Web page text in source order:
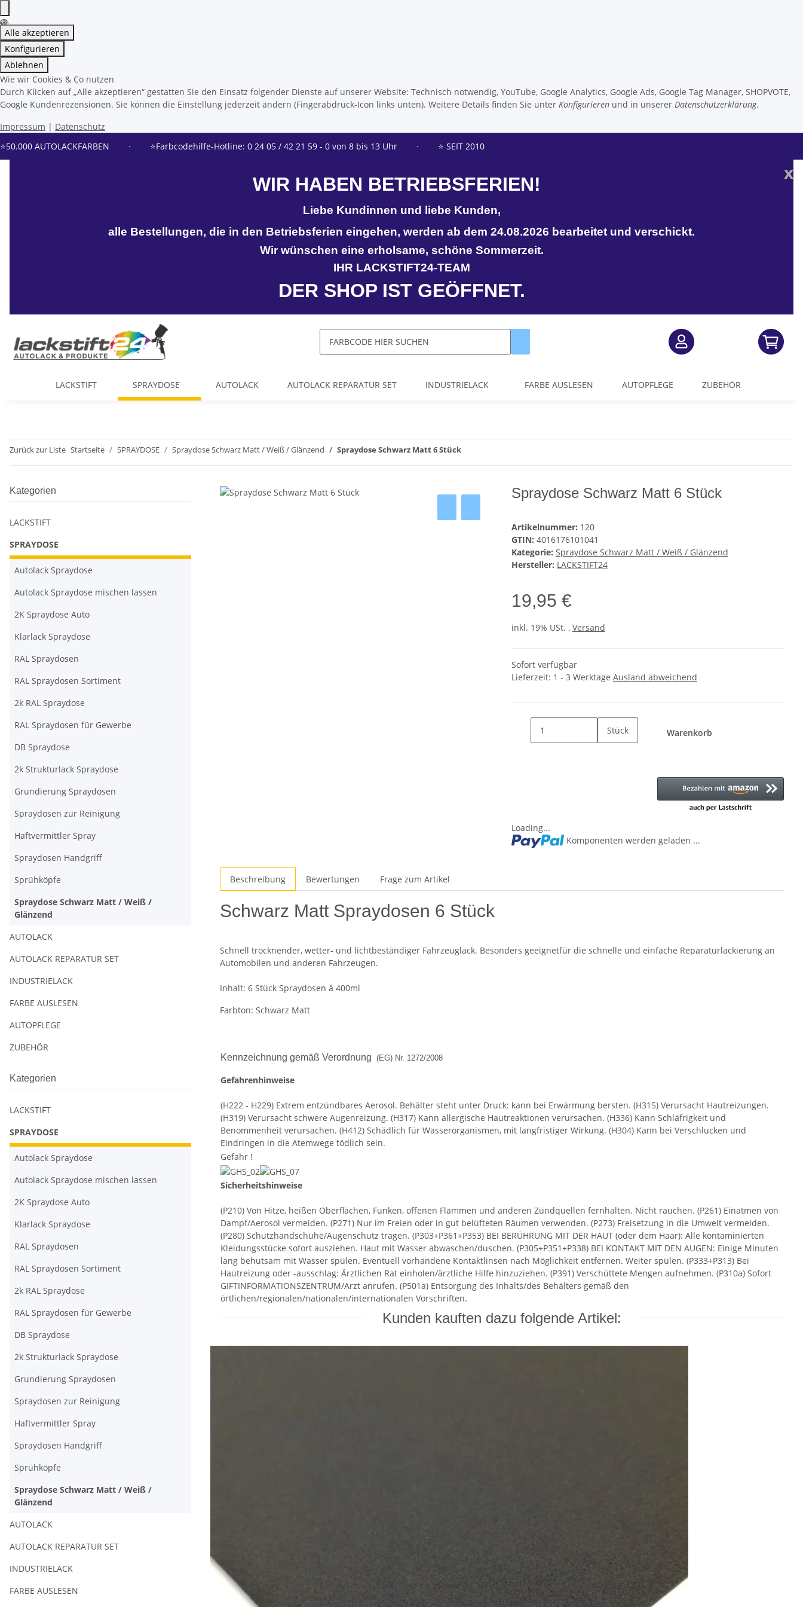
Alle akzeptieren
Konfigurieren
Ablehnen
Wie wir Cookies & Co nutzen
Durch Klicken auf „Alle akzeptieren“ gestatten Sie den Einsatz folgender Dienste auf unserer Website: Technisch notwendig, YouTube, Google Analytics, Google Ads, Google Tag Manager, SHOPVOTE,
Google Kundenrezensionen. Sie können die Einstellung jederzeit ändern (Fingerabdruck-Icon links unten). Weitere Details finden Sie unter Konfigurieren und in unserer Datenschutzerklärung.
Impressum | Datenschutz
⭐50.000 AUTOLACKFARBEN
⋅ ⭐Farbcodehilfe-Hotline: 0 24 05 / 42 21 59 - 0 von 8 bis 13 Uhr ⋅ ⭐ SEIT 2010
x
WIR HABEN BETRIEBSFERIEN!
Liebe Kundinnen und liebe Kunden,
alle Bestellungen, die in den Betriebsferien eingehen, werden ab dem 24.08.2026 bearbeitet und verschickt.
Wir wünschen eine erholsame, schöne Sommerzeit.
IHR LACKSTIFT24-TEAM
DER SHOP IST GEÖFFNET.
LACKSTIFT SPRAYDOSE AUTOLACK AUTOLACK REPARATUR SET INDUSTRIELACK FARBE AUSLESEN AUTOPFLEGE ZUBEHÖR
Zurück zur Liste Startseite SPRAYDOSE Spraydose Schwarz Matt / Weiß / Glänzend Spraydose Schwarz Matt 6 Stück
Spraydose Schwarz Matt 6 Stück
Artikelnummer: 120
GTIN: 4016176101041
Kategorie: Spraydose Schwarz Matt / Weiß / Glänzend
Hersteller: LACKSTIFT24
19,95 €
inkl. 19% USt. , Versand
Sofort verfügbar
Lieferzeit: 1 - 3 Werktage Ausland abweichend
Stück Warenkorb
Loading...
Komponenten werden geladen ...
Beschreibung Bewertungen Frage zum Artikel
Schwarz Matt Spraydosen 6 Stück
Schnell trocknender, wetter- und lichtbeständiger Fahrzeuglack. Besonders geeignetfür die schnelle und einfache Reparaturlackierung an
Automobilen und anderen Fahrzeugen.
Inhalt: 6 Stück Spraydosen á 400ml
Farbton: Schwarz Matt
Kennzeichnung gemäß Verordnung (EG) Nr. 1272/2008
Gefahrenhinweise
(H222 - H229) Extrem entzündbares Aerosol. Behälter steht unter Druck: kann bei Erwärmung bersten. (H315) Verursacht Hautreizungen.
(H319) Verursacht schwere Augenreizung. (H317) Kann allergische Hautreaktionen verursachen. (H336) Kann Schläfrigkeit und
Benommenheit verursachen. (H412) Schädlich für Wasserorganismen, mit langfristiger Wirkung. (H304) Kann bei Verschlucken und
Eindringen in die Atemwege tödlich sein.
Gefahr !
Sicherheitshinweise
(P210) Von Hitze, heißen Oberflächen, Funken, offenen Flammen und anderen Zündquellen fernhalten. Nicht rauchen. (P261) Einatmen von
Dampf/Aerosol vermeiden. (P271) Nur im Freien oder in gut belüfteten Räumen verwenden. (P273) Freisetzung in die Umwelt vermeiden.
(P280) Schutzhandschuhe/Augenschutz tragen. (P303+P361+P353) BEI BERÜHRUNG MIT DER HAUT (oder dem Haar): Alle kontaminierten
Kleidungsstücke sofort ausziehen. Haut mit Wasser abwaschen/duschen. (P305+P351+P338) BEI KONTAKT MIT DEN AUGEN: Einige Minuten
lang behutsam mit Wasser spülen. Eventuell vorhandene Kontaktlinsen nach Möglichkeit entfernen. Weiter spülen. (P333+P313) Bei
Hautreizung oder -ausschlag: Ärztlichen Rat einholen/ärztliche Hilfe hinzuziehen. (P391) Verschüttete Mengen aufnehmen. (P310a) Sofort
GIFTINFORMATIONSZENTRUM/Arzt anrufen. (P501a) Entsorgung des Inhalts/des Behälters gemäß den
örtlichen/regionalen/nationalen/internationalen Vorschriften.
Kunden kauften dazu folgende Artikel:
Kategorien
LACKSTIFT
SPRAYDOSE
Autolack Spraydose
Autolack Spraydose mischen lassen
2K Spraydose Auto
Klarlack Spraydose
RAL Spraydosen
RAL Spraydosen Sortiment
2k RAL Spraydose
RAL Spraydosen für Gewerbe
DB Spraydose
2k Strukturlack Spraydose
Grundierung Spraydosen
Spraydosen zur Reinigung
Haftvermittler Spray
Spraydosen Handgriff
Sprühköpfe
Spraydose Schwarz Matt / Weiß /
Glänzend
AUTOLACK
AUTOLACK REPARATUR SET
INDUSTRIELACK
FARBE AUSLESEN
AUTOPFLEGE
ZUBEHÖR
Kategorien
LACKSTIFT
SPRAYDOSE
Autolack Spraydose
Autolack Spraydose mischen lassen
2K Spraydose Auto
Klarlack Spraydose
RAL Spraydosen
RAL Spraydosen Sortiment
2k RAL Spraydose
RAL Spraydosen für Gewerbe
DB Spraydose
2k Strukturlack Spraydose
Grundierung Spraydosen
Spraydosen zur Reinigung
Haftvermittler Spray
Spraydosen Handgriff
Sprühköpfe
Spraydose Schwarz Matt / Weiß /
Glänzend
AUTOLACK
AUTOLACK REPARATUR SET
INDUSTRIELACK
FARBE AUSLESEN